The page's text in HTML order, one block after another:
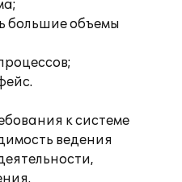
большие объемы
к системе
ведения